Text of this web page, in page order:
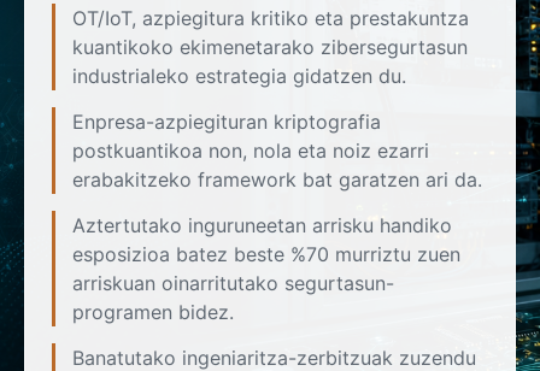
OT/IoT, azpiegitura kritiko eta prestakuntza
kuantikoko ekimenetarako zibersegurtasun
industrialeko estrategia gidatzen du.
Enpresa-azpiegituran kriptografia
postkuantikoa non, nola eta noiz ezarri
erabakitzeko framework bat garatzen ari da.
Aztertutako inguruneetan arrisku handiko
esposizioa batez beste %70 murriztu zuen
arriskuan oinarritutako segurtasun-
programen bidez.
Banatutako ingeniaritza-zerbitzuak zuzendu